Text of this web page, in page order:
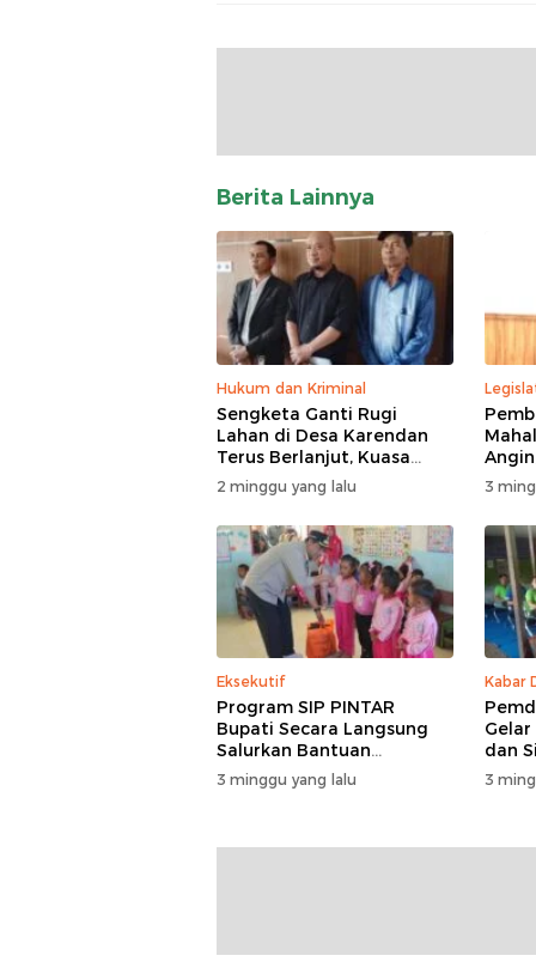
Berita Lainnya
Hukum dan Kriminal
Sengketa Ganti Rugi
Lahan di Desa Karendan
Terus Berlanjut, Kuasa
Hukum Ajukan Kasasi
2 minggu yang lalu 3
Eksekutif
Program SIP PINTAR
Bupati Secara Langsung
Salurkan Bantuan
Pendidikan di Desa
Mampuak ll
3 minggu yang lalu
Kabar
dan
3